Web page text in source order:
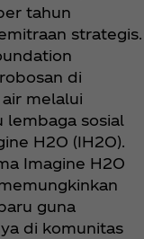
tahun
strategis.
di
melalui
lembaga sosial
H2O (IH2O).
Imagine H2O
guna
di komunitas